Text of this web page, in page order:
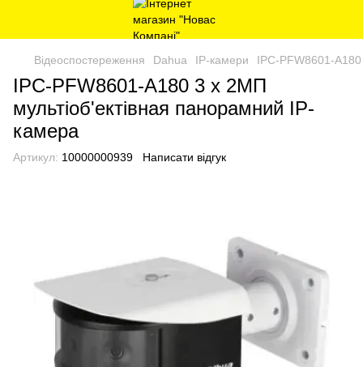
Відеоспостереження Dahua IP-камери IPC-PFW8601-
IPC-PFW8601-A180 3 x 2МП
мультіоб'ектівная панорамний IP-
камера
Артикул: 10000000939 Написати відгук